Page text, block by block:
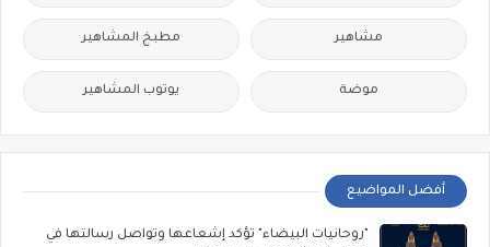
مشاهير مطبخ المشاهير
موضة يوتوب المشاهير
أفضل المواضيع
"روحانيات البيضاء" تؤكد إشعاعها وتواصل رسالتها في